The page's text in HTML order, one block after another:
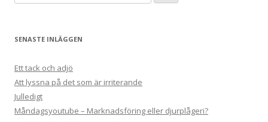
efter:
SENASTE INLÄGGEN
Ett tack och adjö
Att lyssna på det som är irriterande
Julledigt
Måndagsyoutube – Marknadsföring eller djurplågeri?